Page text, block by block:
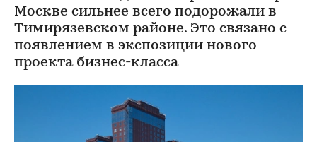
Москве сильнее всего подорожали в
Тимирязевском районе. Это связано с
появлением в экспозиции нового
проекта бизнес-класса